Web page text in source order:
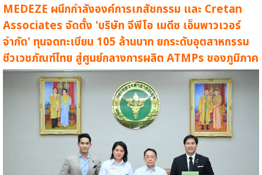
MEDEZE ผนึกกำลังองค์การเภสัชกรรม และ Cretan
Associates จัดตั้ง 'บริษัท จีพีโอ เมดีซ เอ็มพาวเวอร์
จำกัด' ทุนจดทะเบียน 105 ล้านบาท ยกระดับอุตสาหกรรม
ชีวเวชภัณฑ์ไทย สู่ศูนย์กลางการผลิต ATMPs ของภูมิภาค